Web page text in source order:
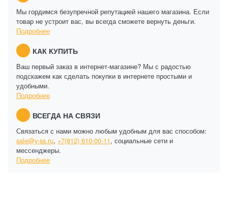
Мы гордимся безупречной репутацией нашего магазина. Если
товар не устроит вас, вы всегда сможете вернуть деньги.
Подробнее
КАК КУПИТЬ
Ваш первый заказ в интернет-магазине? Мы с радостью
подскажем как сделать покупки в интернете простыми и
удобными.
Подробнее
ВСЕГДА НА СВЯЗИ
Связаться с нами можно любым удобным для вас способом:
sale@y-ss.ru, +7(812) 610-00-11, социальные сети и
мессенджеры.
Подробнее